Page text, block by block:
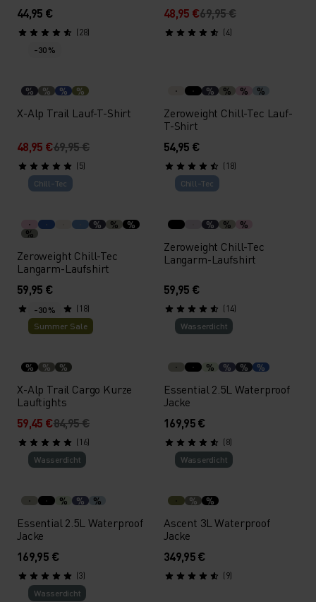
44,95 €
(28)
48,95 €69,95 €
(4)
-30 %
% % % %
X-Alp Trail Lauf-T-Shirt
48,95 €69,95 €
(5)
% % % %
Zeroweight Chill-Tec Lauf-
T-Shirt
54,95 €
(18)
Chill-Tec
% % %
%
Zeroweight Chill-Tec
Langarm-Laufshirt
59,95 €
(18)
Chill-Tec
% % %
Zeroweight Chill-Tec
Langarm-Laufshirt
59,95 €
(14)
-30 %
Summer Sale
% % %
X-Alp Trail Cargo Kurze
Lauftights
59,45 €84,95 €
(16)
Wasserdicht
% % % %
Essential 2.5L Waterproof
Jacke
169,95 €
(8)
Wasserdicht
% % %
Essential 2.5L Waterproof
Jacke
169,95 €
(3)
Wasserdicht
% %
Ascent 3L Waterproof
Jacke
349,95 €
(9)
Wasserdicht